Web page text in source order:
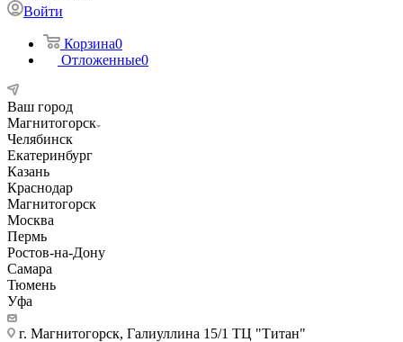
Войти
Корзина0
Отложенные0
Ваш город
Магнитогорск
Челябинск
Екатеринбург
Казань
Краснодар
Магнитогорск
Москва
Пермь
Ростов-на-Дону
Самара
Тюмень
Уфа
г. Магнитогорск, Галиуллина 15/1 ТЦ "Титан"